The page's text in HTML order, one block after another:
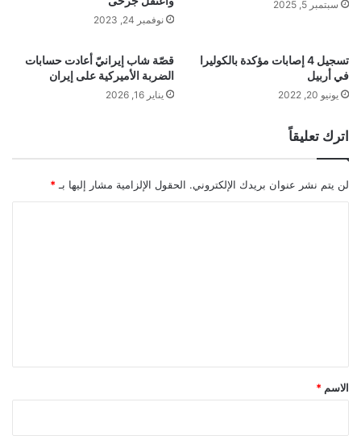
سبتمبر 5, 2025
نوفمبر 24, 2023
تسجيل 4 إصابات مؤكدة بالكوليرا
في أربيل
يونيو 20, 2022
قصّة شاب إيرانيّ أعادت حسابات
الضربة الأميركية على إيران
يناير 16, 2026
اترك تعليقاً
لن يتم نشر عنوان بريدك الإلكتروني. الحقول الإلزامية مشار إليها بـ *
*
الاسم *